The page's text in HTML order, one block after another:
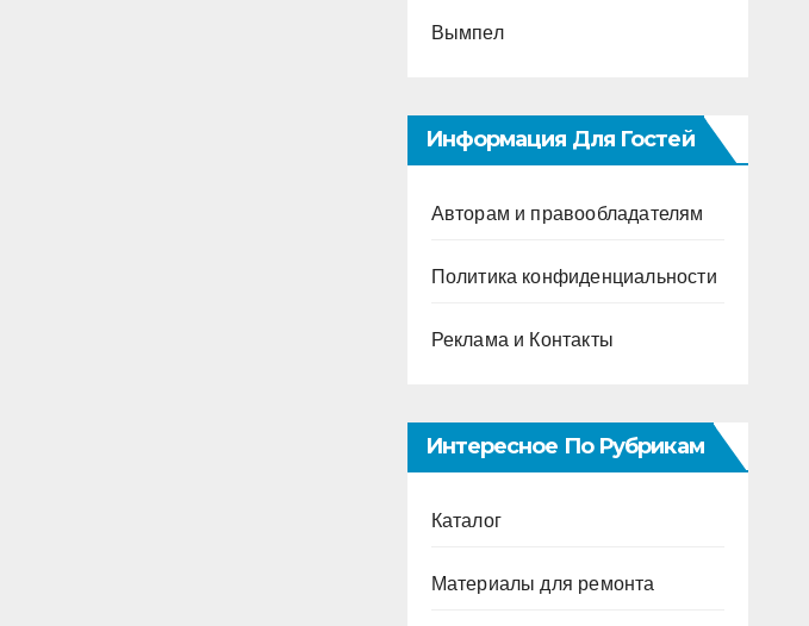
Вымпел
Информация Для Гостей
Авторам и правообладателям
Политика конфиденциальности
Реклама и Контакты
Интересное По Рубрикам
Каталог
Материалы для ремонта